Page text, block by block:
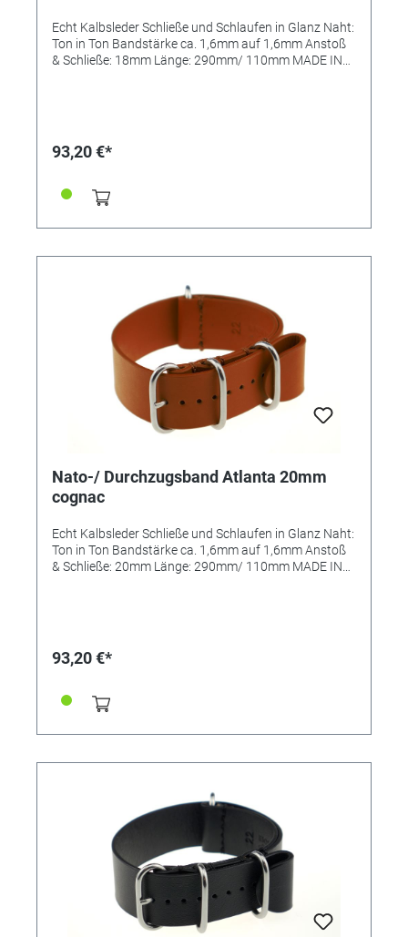
Echt Kalbsleder Schließe und Schlaufen in Glanz Naht:
Ton in Ton Bandstärke ca. 1,6mm auf 1,6mm Anstoß
& Schließe: 18mm Länge: 290mm/ 110mm MADE IN
93,20 €*
Nato-/ Durchzugsband Atlanta 20mm
cognac
Echt Kalbsleder Schließe und Schlaufen in Glanz Naht:
Ton in Ton Bandstärke ca. 1,6mm auf 1,6mm Anstoß
& Schließe: 20mm Länge: 290mm/ 110mm MADE IN
93,20 €*